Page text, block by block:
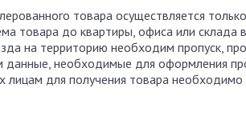
товара осуществляется
товара до квартиры, офиса или
на территорию необходим пропуск,
данные, необходимые для оформления
лицам для получения товара необходимо